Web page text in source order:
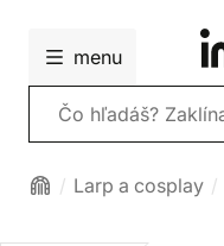
menu
Vyhľadávanie
Larp a cosplay